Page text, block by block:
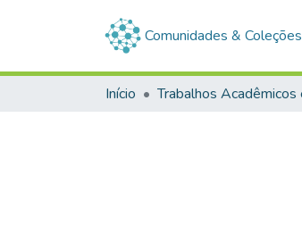
Comunidades & Coleções
Início